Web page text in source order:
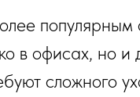
популярным
в офисах, но
сложного